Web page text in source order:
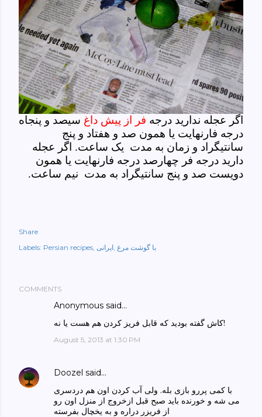
اگر عجله ندارید درجه فر از پیش داغ سیصد و پنجاه
درجه فارنهایت یا همون صد و هفتاد و پنج
سانتیگراد و زمان به مدت یک ساعت. اگر عجله
دارید درجه فر چهارصد درجه فارنهایت یا همون
دویست صد و پنج سانتیگراد به مدت نیم ساعت.
Share
Labels: Persian recipes ایرانی با گوشت مرغ
COMMENTS
Anonymous said…
کاش گفته بودید که قابل فریز کردن هم هست یا نه!
August 5, 2013 at 1:30 PM
Doozel said…
با کمی پررو بازی بله. ولی آب کردن اون هم دردسری
می شه و خورنده باید صبح قبل ازخروج از منزل اون رو
از فریزر دراره و به یخچال بفرسته